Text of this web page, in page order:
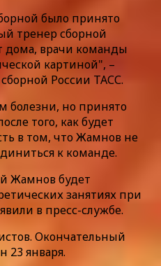
было принято
тренер сборной
врачи команды
картиной", –
России ТАСС.
болезни, но принято
того, как будет
в том, что Жамнов не
к команде.
Жамнов будет
занятиях при
в пресс-службе.
Окончательный
23 января.